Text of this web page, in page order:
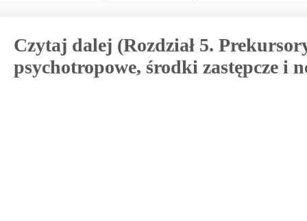
Czytaj dalej (Rozdział 5.
psychotropowe, środki zastępcze i